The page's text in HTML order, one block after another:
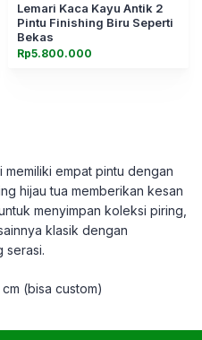
Lemari Kaca Kayu Antik 2
Pintu Finishing Biru Seperti
Bekas
Rp5.800.000
empat pintu dengan
hijau tua memberikan kesan
menyimpan koleksi piring,
klasik dengan
serasi.
(bisa custom)